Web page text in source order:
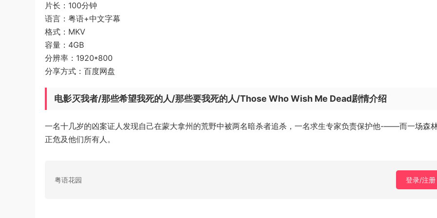
片长：100分钟
语言：粤语+中文字幕
格式：MKV
容量：4GB
分辨率：1920*800
分享方式：百度网盘
电影灭我者/那些希望我死的人/那些要我死的人/Those Who Wish Me Dead剧情介绍
一名十几岁的凶案证人发现自己在蒙大拿州的荒野中被两名暗杀者追杀，一名求生专家负责保护他-——而一场森
正危及他们所有人。
粤语花园 登录/注册